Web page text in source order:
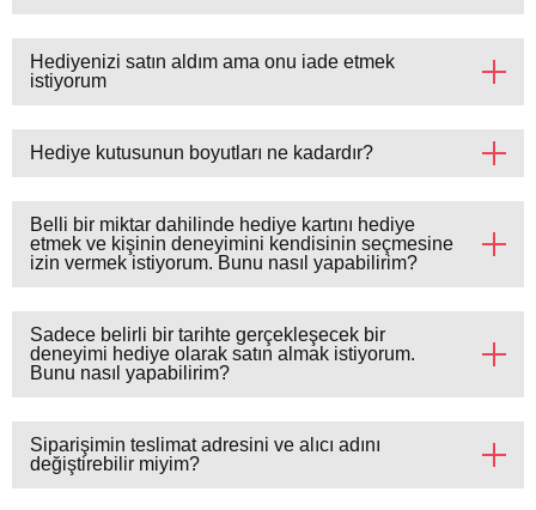
Hediyenizi satın aldım ama onu iade etmek
istiyorum
Hediye kutusunun boyutları ne kadardır?
Belli bir miktar dahilinde hediye kartını hediye
etmek ve kişinin deneyimini kendisinin seçmesine
izin vermek istiyorum. Bunu nasıl yapabilirim?
Sadece belirli bir tarihte gerçekleşecek bir
deneyimi hediye olarak satın almak istiyorum.
Bunu nasıl yapabilirim?
Siparişimin teslimat adresini ve alıcı adını
değiştirebilir miyim?